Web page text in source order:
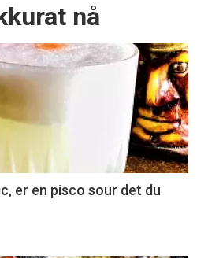
nå
er en pisco sour det du